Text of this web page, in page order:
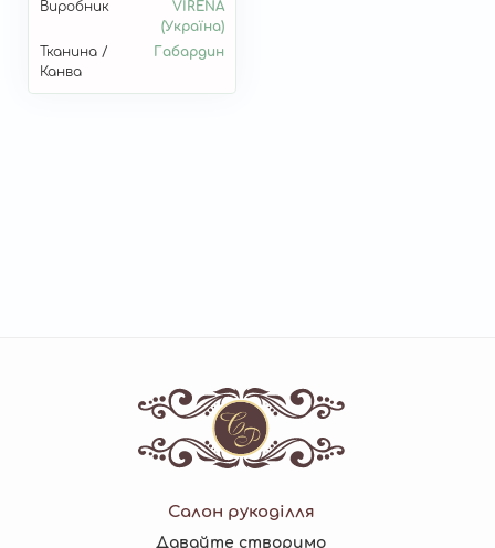
Виробник
VIRENA
(Україна)
Тканина /
Канва
Габардин
Салон рукоділля
Давайте створимо